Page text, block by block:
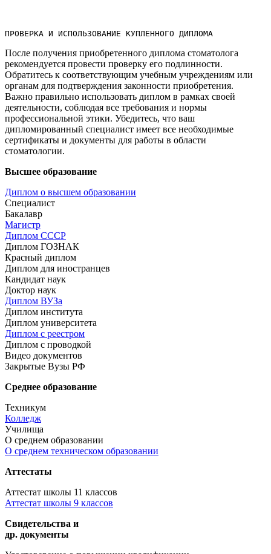
ПРОВЕРКА И ИСПОЛЬЗОВАНИЕ КУПЛЕННОГО ДИПЛОМА
После получения приобретенного диплома стоматолога
рекомендуется провести проверку его подлинности.
Обратитесь к соответствующим учебным учреждениям или
органам для подтверждения законности приобретения.
Важно правильно использовать диплом в рамках своей
деятельности, соблюдая все требования и нормы
профессиональной этики.​ Убедитесь, что ваш
дипломированный специалист имеет все необходимые
сертификаты и документы для работы в области
стоматологии.​
Высшее образование
Диплом о высшем образовании
Специалист
Бакалавр
Магистр
Диплом СССР
Диплом ГОЗНАК
Красный диплом
Диплом для иностранцев
Кандидат наук
Доктор наук
Диплом ВУЗа
Диплом института
Диплом университета
Диплом с реестром
Диплом с проводкой
Видео документов
Закрытые Вузы РФ
Среднее образование
Техникум
Колледж
Училища
О среднем образовании
О среднем техническом образовании
Аттестаты
Аттестат школы 11 классов
Аттестат школы 9 классов
Свидетельства и
др. документы